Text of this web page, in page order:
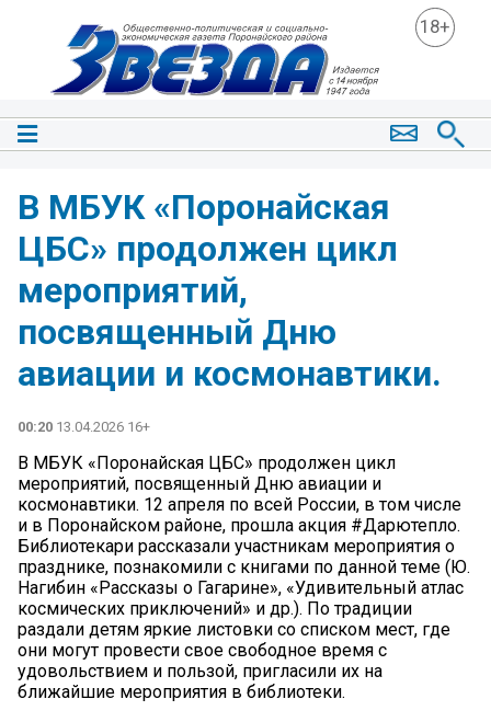
18+
В МБУК «Поронайская
ЦБС» продолжен цикл
мероприятий,
посвященный Дню
авиации и космонавтики.
00:20 13.04.2026 16+
В МБУК «Поронайская ЦБС» продолжен цикл
мероприятий, посвященный Дню авиации и
космонавтики. 12 апреля по всей России, в том числе
и в Поронайском районе, прошла акция #Дарютепло.
Библиотекари рассказали участникам мероприятия о
празднике, познакомили с книгами по данной теме (Ю.
Нагибин «Рассказы о Гагарине», «Удивительный атлас
космических приключений» и др.). По традиции
раздали детям яркие листовки со списком мест, где
они могут провести свое свободное время с
удовольствием и пользой, пригласили их на
ближайшие мероприятия в библиотеки.